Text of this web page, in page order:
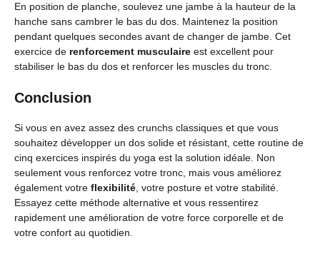
En position de planche, soulevez une jambe à la hauteur de la
hanche sans cambrer le bas du dos. Maintenez la position
pendant quelques secondes avant de changer de jambe. Cet
exercice de renforcement musculaire est excellent pour
stabiliser le bas du dos et renforcer les muscles du tronc.
Conclusion
Si vous en avez assez des crunchs classiques et que vous
souhaitez développer un dos solide et résistant, cette routine de
cinq exercices inspirés du yoga est la solution idéale. Non
seulement vous renforcez votre tronc, mais vous améliorez
également votre flexibilité , votre posture et votre stabilité.
Essayez cette méthode alternative et vous ressentirez
rapidement une amélioration de votre force corporelle et de
votre confort au quotidien.